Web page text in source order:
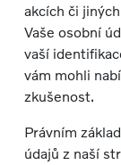
akcích či
Vaše osobní
vaší
vám mohli
zkušenost.
Právním
údajů z naší